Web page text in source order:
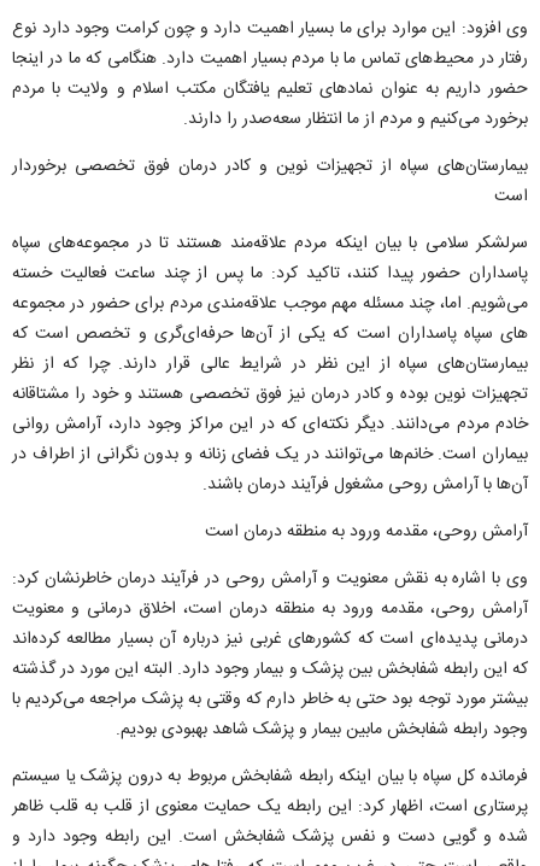
وی افزود: این موارد برای ما بسیار اهمیت دارد و چون کرامت وجود دارد نوع
رفتار در محیط‌های تماس ما با مردم بسیار اهمیت دارد. هنگامی که ما در اینجا
حضور داریم به عنوان نمادهای تعلیم یافتگان مکتب اسلام و ولایت با مردم
برخورد می‌کنیم و مردم از ما انتظار سعه‌صدر را دارند.
بیمارستان‌های سپاه از تجهیزات نوین و کادر درمان فوق تخصصی برخوردار
است
سرلشکر سلامی با بیان اینکه مردم علاقه‌مند هستند تا در مجموعه‌های سپاه
پاسداران حضور پیدا کنند، تاکید کرد: ما پس از چند ساعت فعالیت خسته
می‌شویم. اما، چند مسئله مهم موجب علاقه‌مندی مردم برای حضور در مجموعه
های سپاه پاسداران است که یکی از آن‌ها حرفه‌ای‌گری و تخصص است که
بیمارستان‌های سپاه از این نظر در شرایط عالی قرار دارند. چرا که از نظر
تجهیزات نوین بوده و کادر درمان نیز فوق تخصصی هستند و خود را مشتاقانه
خادم مردم می‌دانند. دیگر نکته‌ای که در این مراکز وجود دارد، آرامش روانی
بیماران است. خانم‌ها می‌توانند در یک فضای زنانه و بدون نگرانی از اطراف در
آن‌ها با آرامش روحی مشغول فرآیند درمان باشند.
آرامش روحی، مقدمه ورود به منطقه درمان است
وی با اشاره به نقش معنویت و آرامش روحی در فرآیند درمان خاطرنشان کرد:
آرامش روحی، مقدمه ورود به منطقه درمان است، اخلاق درمانی و معنویت
درمانی پدیده‌ای است که کشورهای غربی نیز درباره آن بسیار مطالعه کرده‌اند
که این رابطه شفابخش بین پزشک و بیمار وجود دارد. البته این مورد در گذشته
بیشتر مورد توجه بود حتی به خاطر دارم که وقتی به پزشک مراجعه می‌کردیم با
وجود رابطه شفابخش مابین بیمار و پزشک شاهد بهبودی بودیم.
فرمانده کل سپاه با بیان اینکه رابطه شفابخش مربوط به درون پزشک یا سیستم
پرستاری است، اظهار کرد: این رابطه یک حمایت معنوی از قلب به قلب ظاهر
شده و گویی دست و نفس پزشک شفابخش است. این رابطه وجود دارد و‌